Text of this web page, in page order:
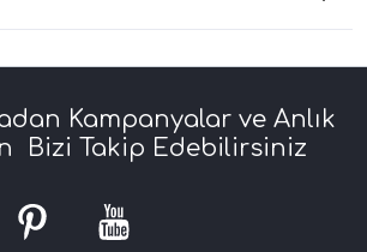
Kampanyalar ve Anlık
Bizi Takip Edebilirsiniz